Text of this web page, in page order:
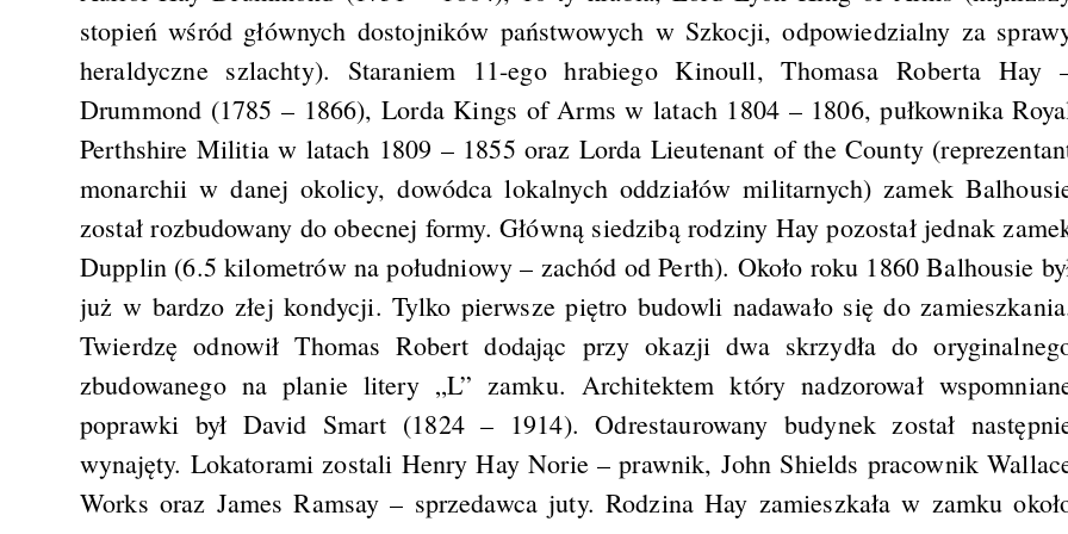
stopień wśród głównych dostojników państwowych w Szkocji, odpowiedzialny za
heraldyczne szlachty). Staraniem 11-ego hrabiego Kinoull, Thomasa Roberta Hay
Drummond (1785 – 1866), Lorda Kings of Arms w latach 1804 – 1806, pułkownika
Perthshire Militia w latach 1809 – 1855 oraz Lorda Lieutenant of the County
monarchii w danej okolicy, dowódca lokalnych oddziałów militarnych) zamek
został rozbudowany do obecnej formy. Główną siedzibą rodziny Hay pozostał jednak
Dupplin (6.5 kilometrów na południowy – zachód od Perth). Około roku 1860 Balhousie
już w bardzo złej kondycji. Tylko pierwsze piętro budowli nadawało się do
Twierdzę odnowił Thomas Robert dodając przy okazji dwa skrzydła do
zbudowanego na planie litery „L” zamku. Architektem który nadzorował
poprawki był David Smart (1824 – 1914). Odrestaurowany budynek został
wynajęty. Lokatorami zostali Henry Hay Norie – prawnik, John Shields pracownik
Works oraz James Ramsay – sprzedawca juty. Rodzina Hay zamieszkała w zamku